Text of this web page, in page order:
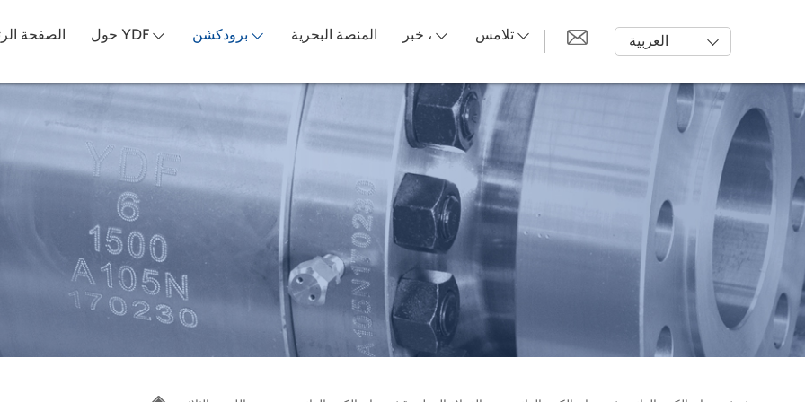
العربية الصفحة حول YDF برودكشن المنصة البحرية خبر ، تلامس